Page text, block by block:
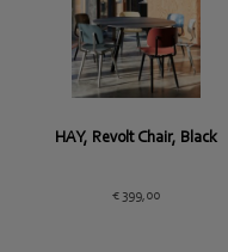
HAY, Revolt Chair, Black
€399,00